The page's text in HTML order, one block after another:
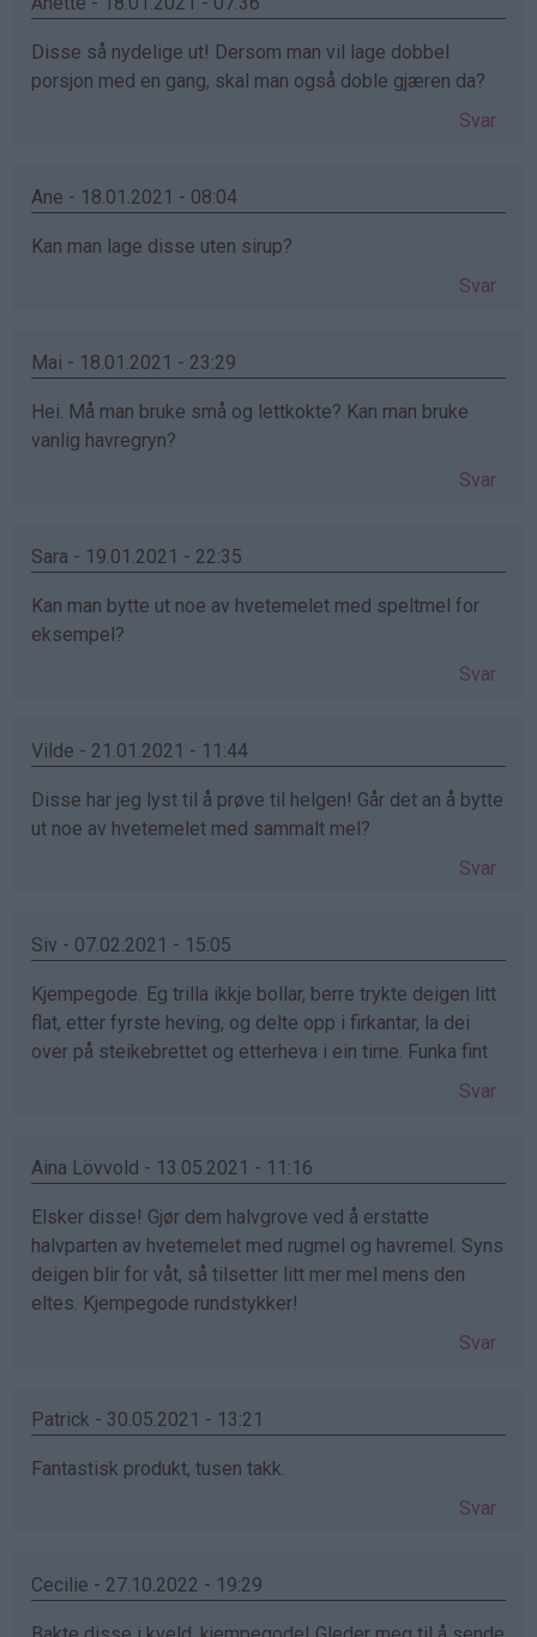
Disse så nydelige ut! Dersom man vil lage dobbel
porsjon med en gang, skal man også doble gjæren da?
Svar
Ane - 18.01.2021 - 08:04
Kan man lage disse uten sirup?
Svar
Mai - 18.01.2021 - 23:29
Hei. Må man bruke små og lettkokte? Kan man bruke
vanlig havregryn?
Svar
Sara - 19.01.2021 - 22:35
Kan man bytte ut noe av hvetemelet med speltmel for
eksempel?
Svar
Vilde - 21.01.2021 - 11:44
Disse har jeg lyst til å prøve til helgen! Går det an å bytte
ut noe av hvetemelet med sammalt mel?
Svar
Siv - 07.02.2021 - 15:05
Kjempegode. Eg trilla ikkje bollar, berre trykte deigen litt
flat, etter fyrste heving, og delte opp i firkantar, la dei
over på steikebrettet og etterheva i ein time. Funka fint
Svar
Aina Lövvold - 13.05.2021 - 11:16
Elsker disse! Gjør dem halvgrove ved å erstatte
halvparten av hvetemelet med rugmel og havremel. Syns
deigen blir for våt, så tilsetter litt mer mel mens den
eltes. Kjempegode rundstykker!
Svar
Patrick - 30.05.2021 - 13:21
Fantastisk produkt, tusen takk.
Svar
Cecilie - 27.10.2022 - 19:29